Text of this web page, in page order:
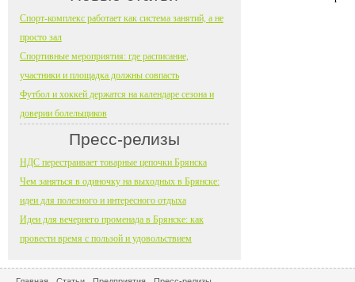
Спорт-комплекс работает как система занятий, а не
просто зал
Спортивные мероприятия: где расписание,
участники и площадка должны совпасть
Футбол и хоккей держатся на календаре сезона и
доверии болельщиков
Пресс-релизы
НДС перестраивает товарные цепочки Брянска
Чем заняться в одиночку на выходных в Брянске:
идеи для полезного и интересного отдыха
Идеи для вечернего променада в Брянске: как
провести время с пользой и удовольствием